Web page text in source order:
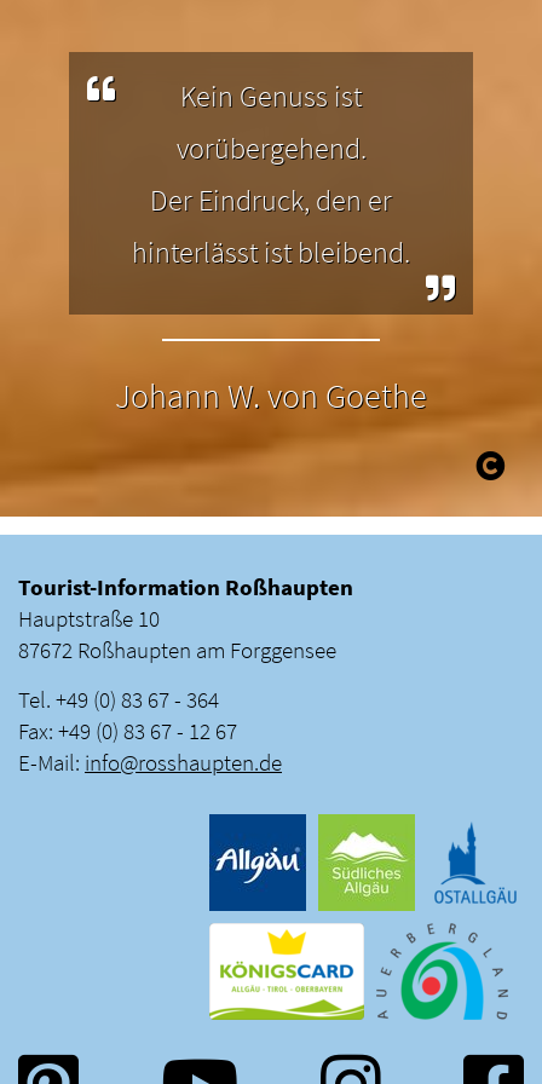
Kein Genuss ist
vorübergehend.
Der Eindruck, den er
hinterlässt ist bleibend.
Johann W. von Goethe
Tourist-Information Roßhaupten
Hauptstraße 10
87672 Roßhaupten am Forggensee
Tel. +49 (0) 83 67 - 364
Fax: +49 (0) 83 67 - 12 67
E-Mail: info@rosshaupten.de